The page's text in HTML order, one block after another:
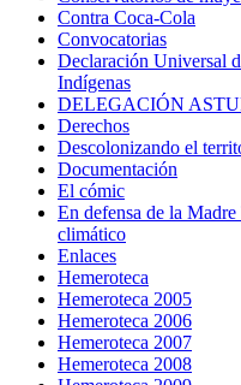
Contra Coca-Cola
Convocatorias
Declaración Universal
Indígenas
DELEGACIÓN
Derechos
Descolonizando el
Documentación
El cómic
En defensa de la
climático
Enlaces
Hemeroteca
Hemeroteca 2005
Hemeroteca 2006
Hemeroteca 2007
Hemeroteca 2008